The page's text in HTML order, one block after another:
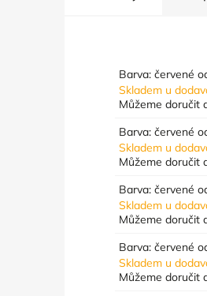
Barva: červené
Skladem u
Můžeme doručit
Barva: červené
Skladem u
Můžeme doručit
Barva: červené
Skladem u
Můžeme doručit
Barva: červené
Skladem u
Můžeme doručit